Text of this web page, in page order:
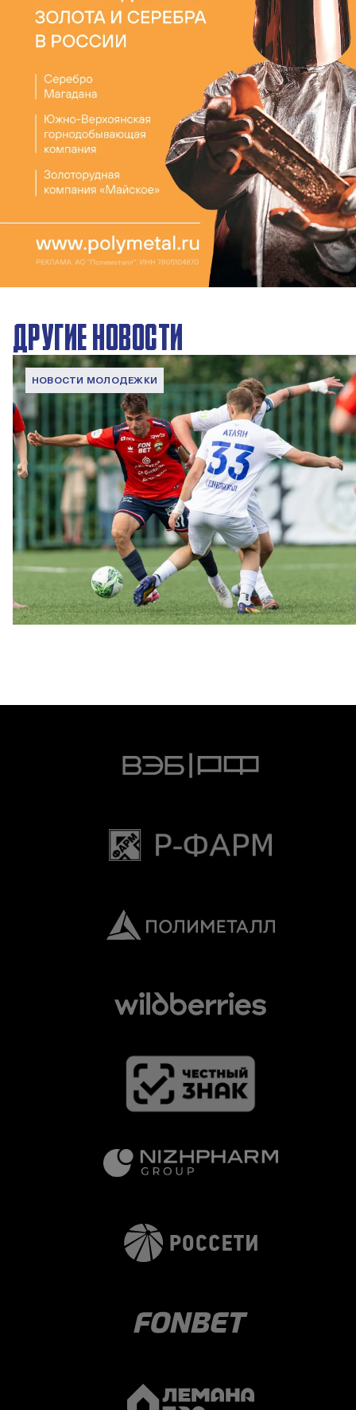
ДРУГИЕ НОВОСТИ
НОВОСТИ МОЛОДЕЖКИ
МФЛ. ПФК ЦСКА – Чертаново – 3:0
22 МАЯ 2026 15:02